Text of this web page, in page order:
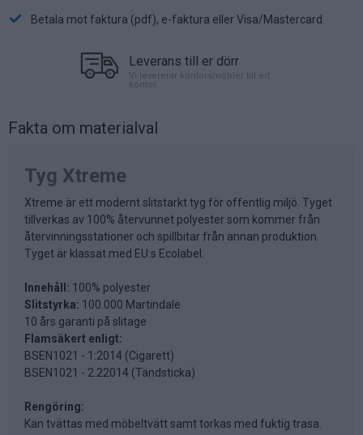
Betala mot faktura (pdf), e-faktura eller Visa/Mastercard.
Leverans till er dörr
Vi levererar kontorsmöbler till ert
kontor
Fakta om materialval
Tyg Xtreme
Xtreme är ett modernt slitstarkt tyg för offentlig miljö. Tyget
tillverkas av 100% återvunnet polyester som kommer från
återvinningsstationer och spillbitar från annan produktion.
Tyget är klassat med EU:s Ecolabel.
Innehåll: 100% polyester
Slitstyrka: 100.000 Martindale
10 års garanti på slitage
Flamsäkert enligt:
BSEN1021 - 1:2014 (Cigarett)
BSEN1021 - 2.22014 (Tändsticka)
Rengöring:
Kan tvättas med möbeltvätt samt torkas med fuktig trasa.